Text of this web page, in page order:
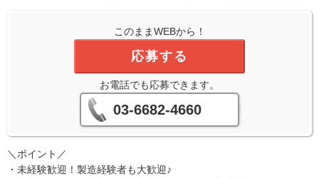
このままWEBから！
応募する
お電話でも応募できます。
03-6682-4660
＼ポイント／
・未経験歓迎！製造経験者も大歓迎♪